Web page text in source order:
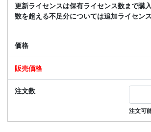
更新ライセンスは保有ライセンス数まで購
数を超える不足分については追加ライセン
注文可